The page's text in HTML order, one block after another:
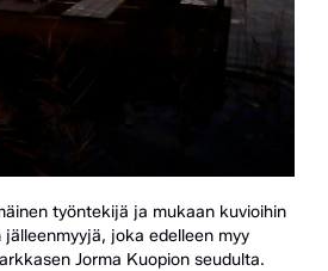
työntekijä ja mukaan kuvioihin
joka edelleen myy
Jorma Kuopion seudulta.